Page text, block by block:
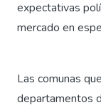
expectativas
mercado en
Las comunas
departamentos